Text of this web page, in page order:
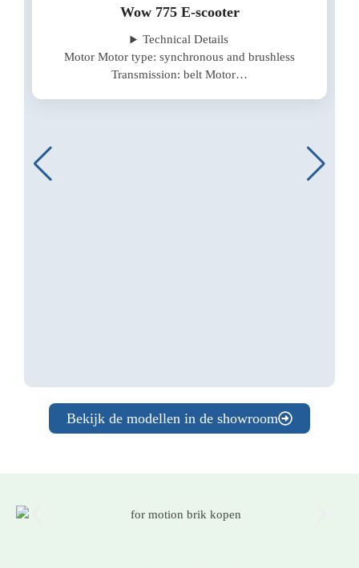
Wow 775 E-scooter
Technical Details
Motor Motor type: synchronous and brushless
Transmission: belt Motor…
Bekijk de modellen in de showroom